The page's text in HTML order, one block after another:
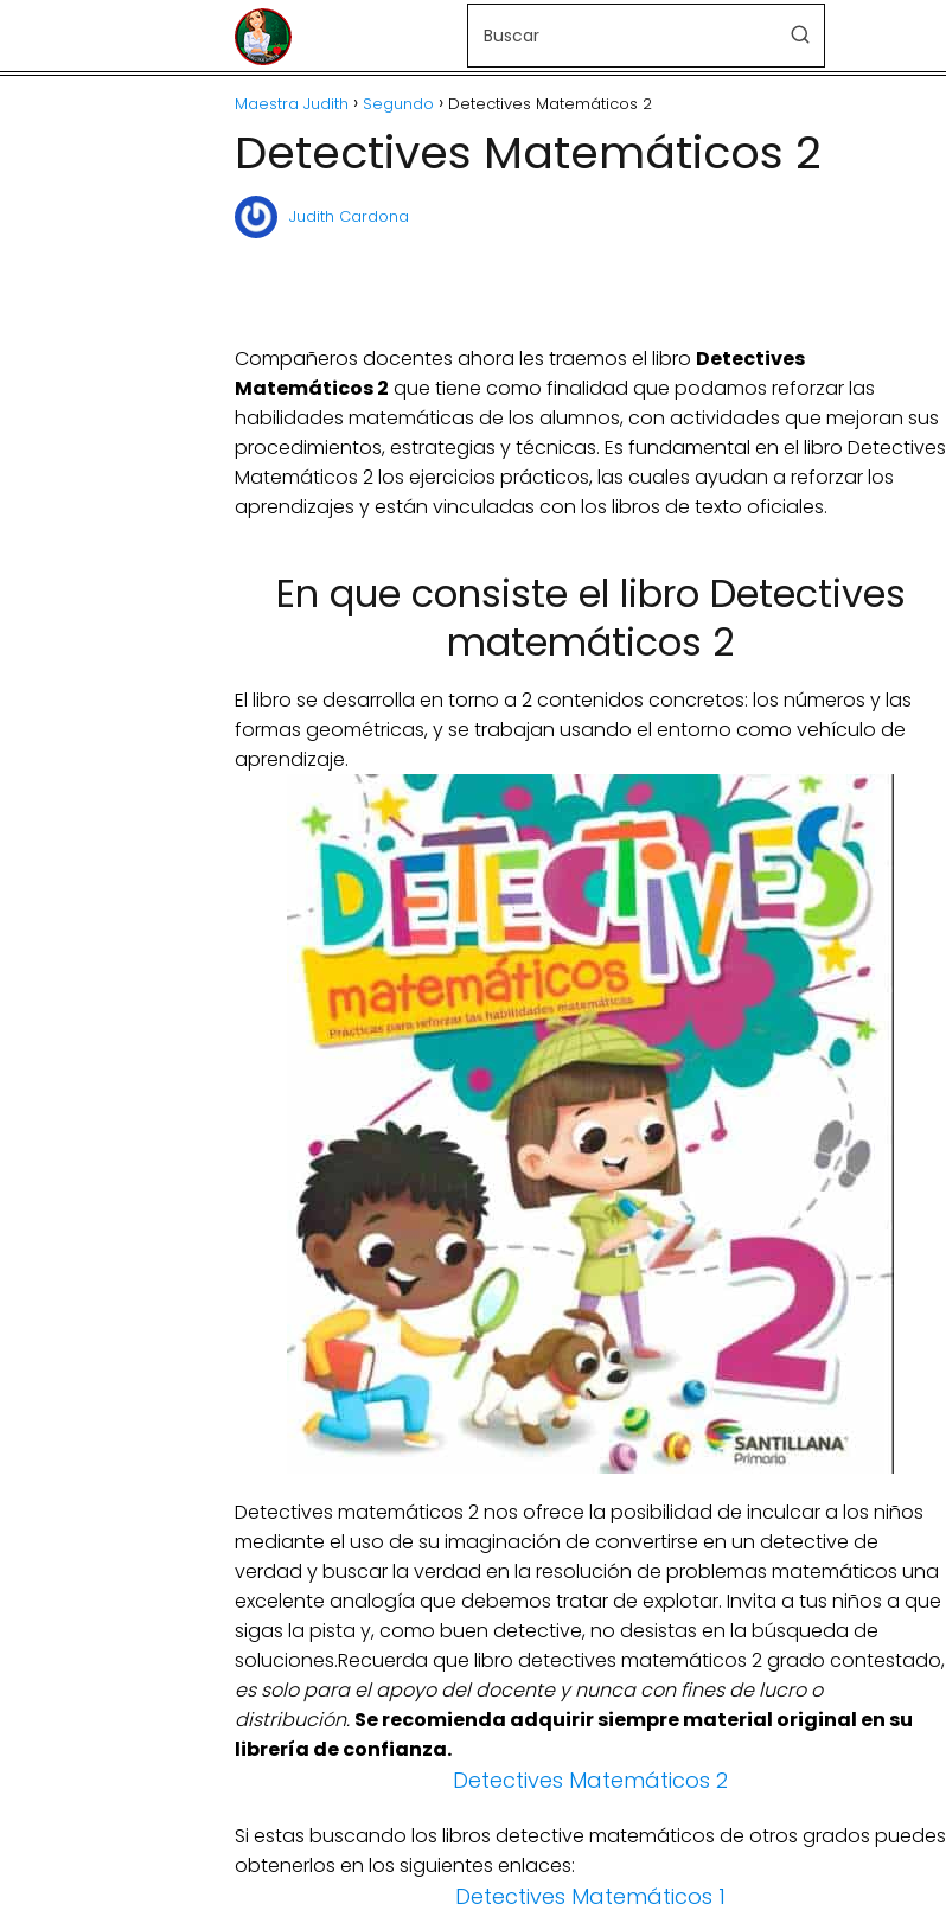
Maestra Judith Segundo Detectives Matemáticos 2
Detectives Matemáticos 2
Judith Cardona
Compañeros docentes ahora les traemos el libro Detectives
Matemáticos 2 que tiene como finalidad que podamos reforzar las
habilidades matemáticas de los alumnos, con actividades que mejoran sus
procedimientos, estrategias y técnicas. Es fundamental en el libro Detectives
Matemáticos 2 los ejercicios prácticos, las cuales ayudan a reforzar los
aprendizajes y están vinculadas con los libros de texto oficiales.
En que consiste el libro Detectives
matemáticos 2
El libro se desarrolla en torno a 2 contenidos concretos: los números y las
formas geométricas, y se trabajan usando el entorno como vehículo de
aprendizaje.
Detectives matemáticos 2 nos ofrece la posibilidad de inculcar a los niños
mediante el uso de su imaginación de convertirse en un detective de
verdad y buscar la verdad en la resolución de problemas matemáticos una
excelente analogía que debemos tratar de explotar. Invita a tus niños a que
sigas la pista y, como buen detective, no desistas en la búsqueda de
soluciones.Recuerda que libro detectives matemáticos 2 grado contestado,
es solo para el apoyo del docente y nunca con fines de lucro o
distribución. Se recomienda adquirir siempre material original en su
librería de confianza.
Detectives Matemáticos 2
Si estas buscando los libros detective matemáticos de otros grados puedes
obtenerlos en los siguientes enlaces:
Detectives Matemáticos 1